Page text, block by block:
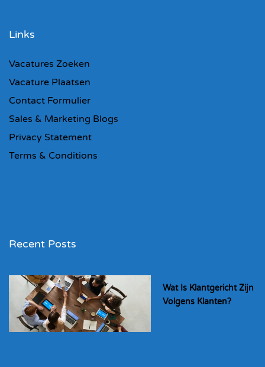
Links
Vacatures Zoeken
Vacature Plaatsen
Contact Formulier
Sales & Marketing Blogs
Privacy Statement
Terms & Conditions
Recent Posts
Wat Is Klantgericht Zijn
Volgens Klanten?